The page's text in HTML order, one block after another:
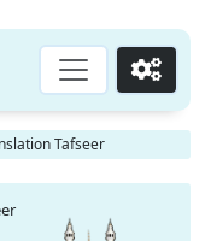
Go
Tafseer